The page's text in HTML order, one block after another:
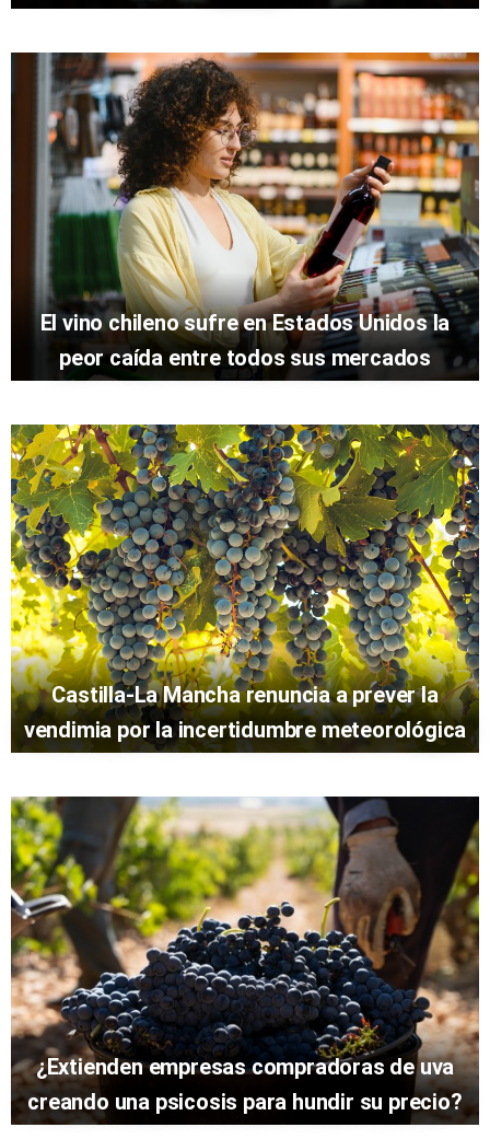
El vino chileno sufre en Estados Unidos la
peor caída entre todos sus mercados
Castilla-La Mancha renuncia a prever la
vendimia por la incertidumbre meteorológica
¿Extienden empresas compradoras de uva
creando una psicosis para hundir su precio?